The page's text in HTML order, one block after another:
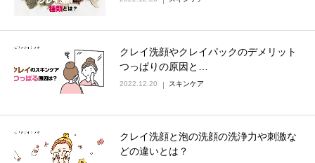
クレイ洗顔やクレイパックのデメリット
つっぱりの原因と…
2022.12.20 スキンケア
クレイ洗顔と泡の洗顔の洗浄力や刺激な
どの違いとは？